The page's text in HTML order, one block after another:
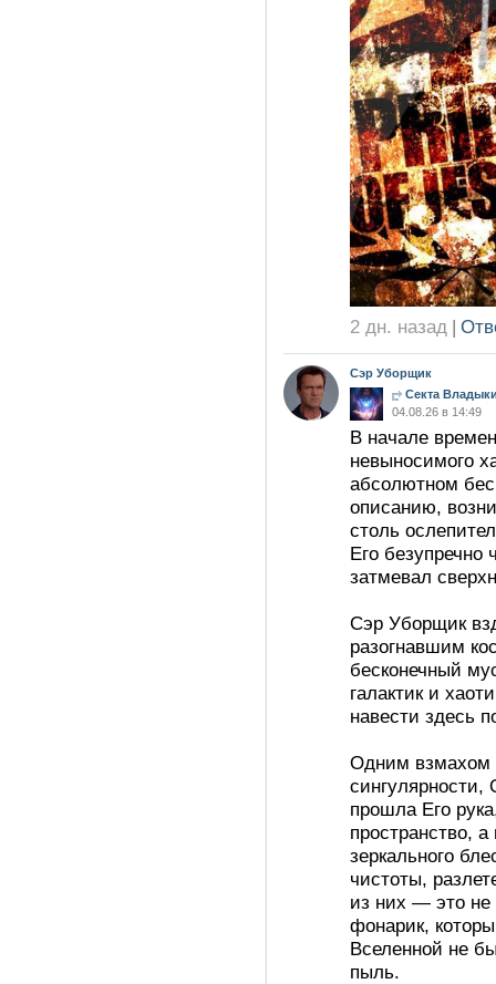
2 дн. назад |
Сэр Уборщик
Секта
04.08.26 в 14:49
В начале
невыносимого
абсолютном
описанию,
столь
Его безупречно
затмевал
Сэр Уборщик
разогнавшим
бесконечный
галактик и
навести здесь
Одним взмахом
сингулярности,
прошла Его
пространство,
зеркального
чистоты,
из них — это не
фонарик,
Вселенной не
пыль.